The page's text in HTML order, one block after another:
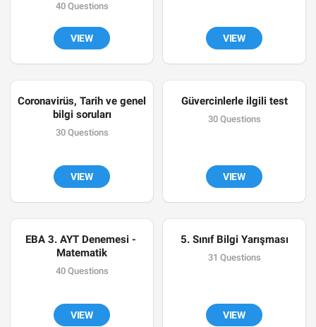
40 Questions
VIEW VIEW
Coronavirüs, Tarih ve genel
bilgi soruları
30 Questions
VIEW
Güvercinlerle ilgili test
30 Questions
VIEW
EBA 3. AYT Denemesi -
Matematik
40 Questions
VIEW
5. Sınıf Bilgi Yarışması
31 Questions
VIEW